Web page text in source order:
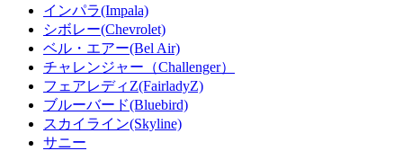
インパラ(Impala)
シボレー(Chevrolet)
ベル・エアー(Bel Air)
チャレンジャー（Challenger）
フェアレディZ(FairladyZ)
ブルーバード(Bluebird)
スカイライン(Skyline)
サニー